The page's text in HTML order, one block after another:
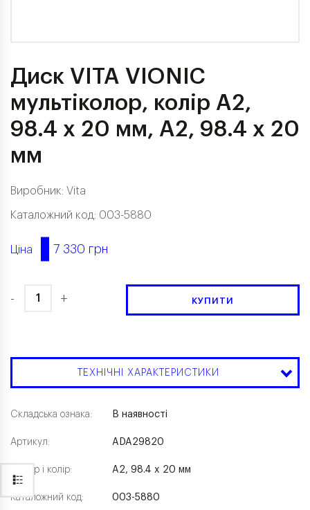
Диск VITA VIONIC
мультіколор, колір A2,
98.4 x 20 мм, A2, 98.4 x 20
мм
Виробник: Vita
Каталожний код: 003-5880
Ціна 7 330 грн
- + КУПИТИ
ТЕХНІЧНІ ХАРАКТЕРИСТИКИ
Складська ознака:
Артикул:
Розмір і колір:
Каталожний код:
В наявності
ADA29820
A2, 98.4 x 20 мм
003-5880